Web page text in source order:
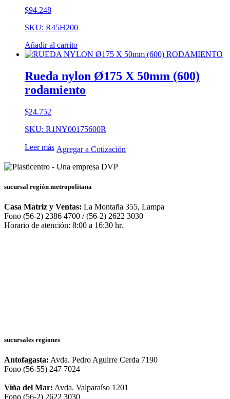
$94.248
SKU: R45H200
Añadir al carrito
Rueda nylon Ø175 X 50mm (600)
rodamiento
$24.752
SKU: R1NY00175600R
Leer más Agregar a Cotización
sucursal región metropolitana
Casa Matriz y Ventas: La Montaña 355, Lampa
Fono (56-2) 2386 4700 / (56-2) 2622 3030
Horario de atención: 8:00 a 16:30 hr.
sucursales regiones
Antofagasta: Avda. Pedro Aguirre Cerda 7190
Fono (56-55) 247 7024
Viña del Mar: Avda. Valparaíso 1201
Fono (56-2) 2622 3030